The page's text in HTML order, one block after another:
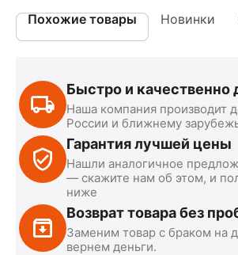
Похожие товары Новинки
Быстро и качественно
Наша компания производит
России и ближнему
Гарантия лучшей цены
Нашли аналогичное
— скажите нам об этом, и
ниже
Возврат товара без
Заменим товар с браком на
вернем деньги.